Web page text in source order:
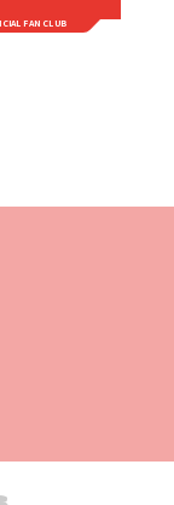
FAN CLUB